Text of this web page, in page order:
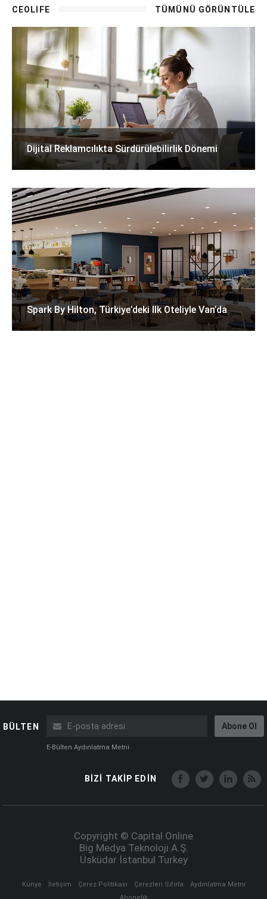
CEOLIFE TÜMÜNÜ GÖRÜNTÜLE
Dijital Reklamcılıkta Sürdürülebilirlik Dönemi
Spark By Hilton, Türkiye’deki Ilk Oteliyle Van’da
BÜLTEN Abone Ol
E-Bülten Aydınlatma Metni
BİZİ TAKİP EDİN
Copyright © Capital Online
Big Medya Teknoloji A.Ş.
Üsküdar İstanbul Turkey
Künye İletişim Çerez Politikası Çerezleri Sıfırla
Aydınlatma Metni